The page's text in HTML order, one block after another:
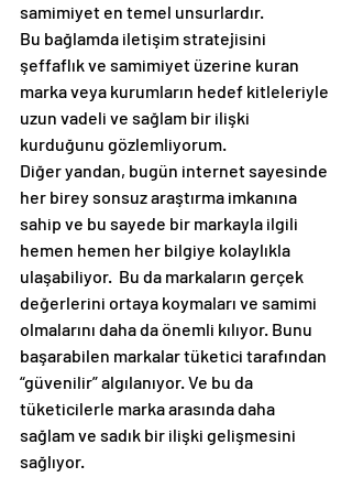
samimiyet en temel unsurlardır.
Bu bağlamda iletişim stratejisini
şeffaflık ve samimiyet üzerine kuran
marka veya kurumların hedef kitleleriyle
uzun vadeli ve sağlam bir ilişki
kurduğunu gözlemliyorum.
Diğer yandan, bugün internet sayesinde
her birey sonsuz araştırma imkanına
sahip ve bu sayede bir markayla ilgili
hemen hemen her bilgiye kolaylıkla
ulaşabiliyor.  Bu da markaların gerçek
değerlerini ortaya koymaları ve samimi
olmalarını daha da önemli kılıyor. Bunu
başarabilen markalar tüketici tarafından
“güvenilir” algılanıyor. Ve bu da
tüketicilerle marka arasında daha
sağlam ve sadık bir ilişki gelişmesini
sağlıyor.